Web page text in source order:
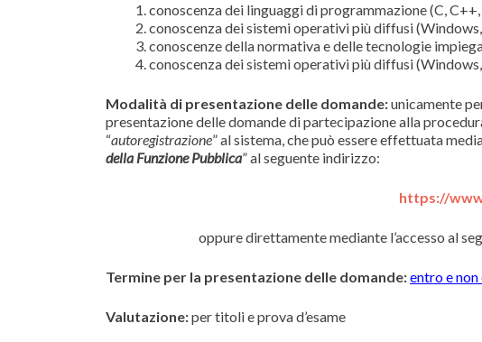
conoscenza dei linguaggi di programmazione (C, C++,
conoscenza dei sistemi operativi più diffusi (Windows,
conoscenze della normativa e delle tecnologie
conoscenza dei sistemi operativi più diffusi (Windows,
Modalità di presentazione delle domande:unicamente
presentazione delle domande di partecipazione alla
“autoregistrazione” al sistema, che può essere effettuata
della Funzione Pubblica” al seguente indirizzo:
https://
oppure direttamente mediante l’accesso al
Termine per la presentazione delle domande:entro e
Valutazione:per titoli e prova d’esame